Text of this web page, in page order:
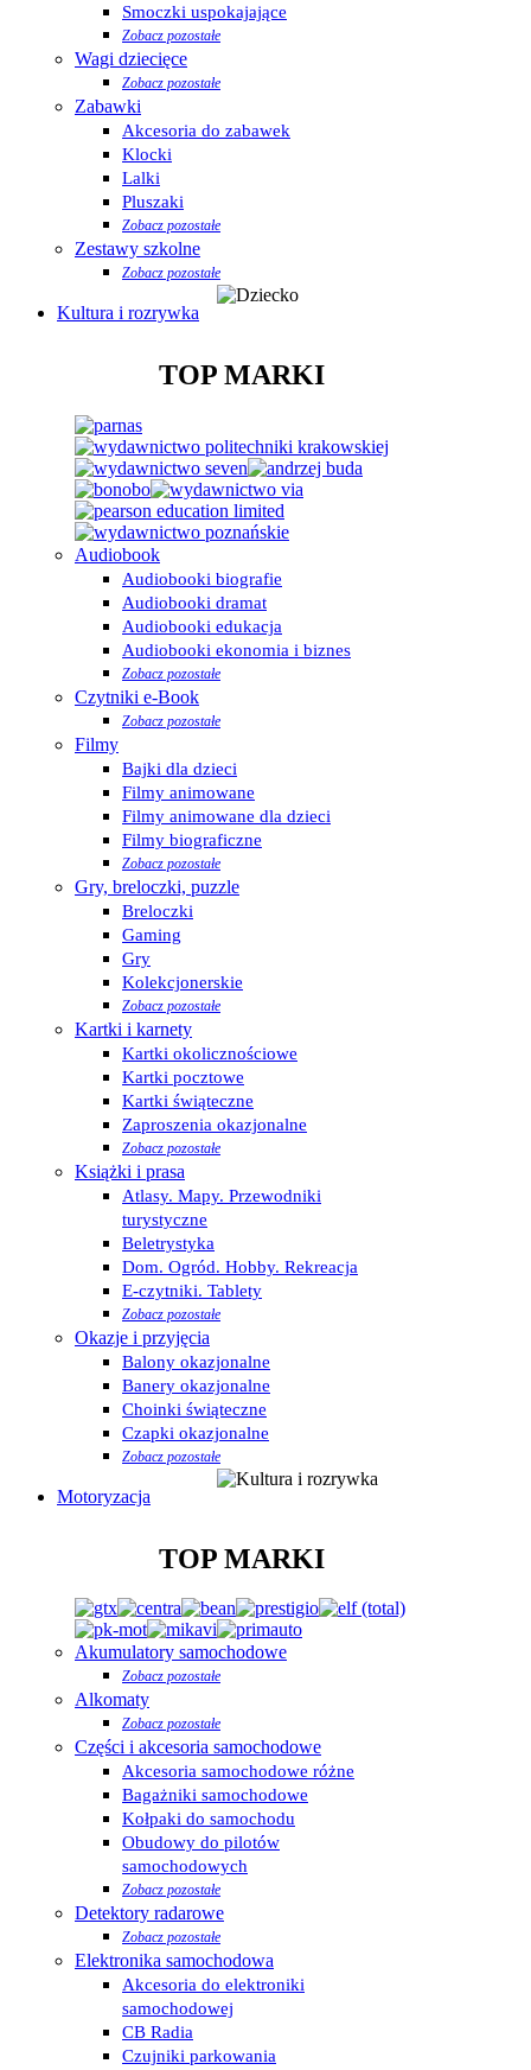
Smoczki uspokajające
Zobacz pozostałe
Wagi dziecięce
Zobacz pozostałe
Zabawki
Akcesoria do zabawek
Klocki
Lalki
Pluszaki
Zobacz pozostałe
Zestawy szkolne
Zobacz pozostałe
Kultura i rozrywka
TOP MARKI
Audiobook
Audiobooki biografie
Audiobooki dramat
Audiobooki edukacja
Audiobooki ekonomia i biznes
Zobacz pozostałe
Czytniki e-Book
Zobacz pozostałe
Filmy
Bajki dla dzieci
Filmy animowane
Filmy animowane dla dzieci
Filmy biograficzne
Zobacz pozostałe
Gry, breloczki, puzzle
Breloczki
Gaming
Gry
Kolekcjonerskie
Zobacz pozostałe
Kartki i karnety
Kartki okolicznościowe
Kartki pocztowe
Kartki świąteczne
Zaproszenia okazjonalne
Zobacz pozostałe
Książki i prasa
Atlasy. Mapy. Przewodniki
turystyczne
Beletrystyka
Dom. Ogród. Hobby. Rekreacja
E-czytniki. Tablety
Zobacz pozostałe
Okazje i przyjęcia
Balony okazjonalne
Banery okazjonalne
Choinki świąteczne
Czapki okazjonalne
Zobacz pozostałe
Motoryzacja
TOP MARKI
Akumulatory samochodowe
Zobacz pozostałe
Alkomaty
Zobacz pozostałe
Części i akcesoria samochodowe
Akcesoria samochodowe różne
Bagażniki samochodowe
Kołpaki do samochodu
Obudowy do pilotów
samochodowych
Zobacz pozostałe
Detektory radarowe
Zobacz pozostałe
Elektronika samochodowa
Akcesoria do elektroniki
samochodowej
CB Radia
Czujniki parkowania